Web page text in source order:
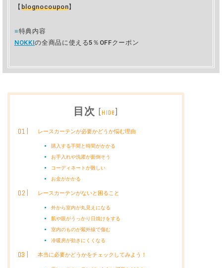
【 blognocoupon】
■特典内容
NOKKIの全商品に使える5％OFFクーポン
目次 [hide]
レースカーテンが必要かどうか悩む理由
購入する手間と時間がかかる
お手入れや洗濯が面倒そう
コーディネートが難しい
お金がかかる
レースカーテンがないと困ること
外から室内が丸見えになる
肌や眼がうっかり日焼けをする
室内のものが紫外線で傷む
冷暖房が効きにくくなる
本当に必要かどうかをチェックしてみよう！